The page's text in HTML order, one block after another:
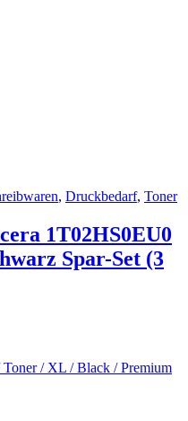
, Druckbedarf, Toner
1T02HS0EU0
Spar-Set (3
/ XL / Black / Premium